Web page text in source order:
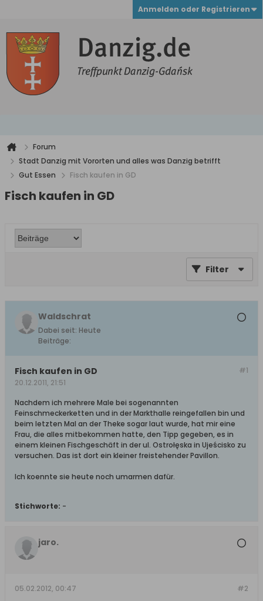
Anmelden oder Registrieren
Forum
Stadt Danzig mit Vororten und alles was Danzig betrifft
Gut Essen
Fisch kaufen in GD
Fisch kaufen in GD
Filter
Waldschrat
Dabei seit: Heute
Beiträge:
#1
Fisch kaufen in GD
20.12.2011, 21:51
Nachdem ich mehrere Male bei sogenannten
Feinschmeckerketten und in der Markthalle reingefallen bin und
beim letzten Mal an der Theke sogar laut wurde, hat mir eine
Frau, die alles mitbekommen hatte, den Tipp gegeben, es in
einem kleinen Fischgeschäft in der ul. Ostrołęska in Ujeścisko zu
versuchen. Das ist dort ein kleiner freistehender Pavillon.
Ich koennte sie heute noch umarmen dafür.
Stichworte: -
jaro.
#2
05.02.2012, 00:47